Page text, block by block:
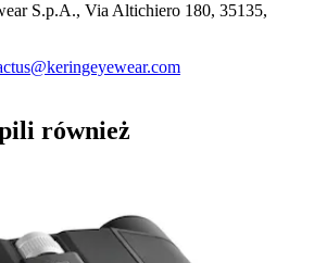
S.p.A., Via Altichiero 180, 35135,
również